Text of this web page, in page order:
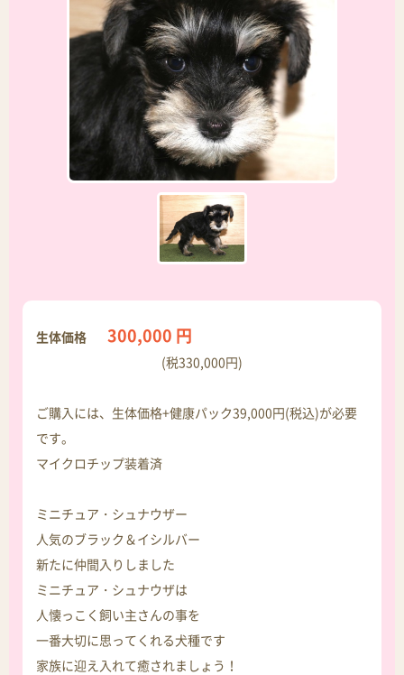
生体価格 300,000 円
(税330,000円)
ご購入には、生体価格+健康パック39,000円(税込)が必要
です。
マイクロチップ装着済
ミニチュア・シュナウザー
人気のブラック＆イシルバー
新たに仲間入りしました
ミニチュア・シュナウザは
人懐っこく飼い主さんの事を
一番大切に思ってくれる犬種です
家族に迎え入れて癒されましょう！